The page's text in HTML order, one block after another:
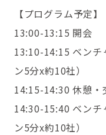
【プログラム予定
13:00-13:15 開会
13:10-14:15 ベン
ン5分x約10社）
14:15-14:30 休憩・
14:30-15:40 ベン
ン5分x約10社）